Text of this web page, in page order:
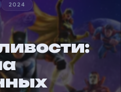
2024